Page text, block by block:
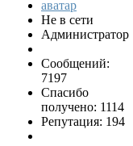
Не в сети
Администратор
Сообщений:
7197
Спасибо
получено: 1114
Репутация: 194